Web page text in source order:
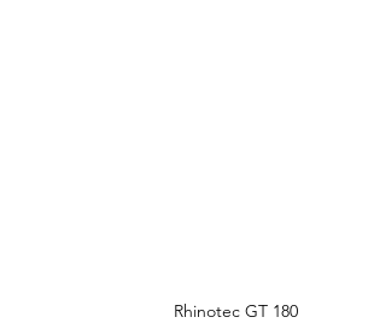
Rhinotec GT 180